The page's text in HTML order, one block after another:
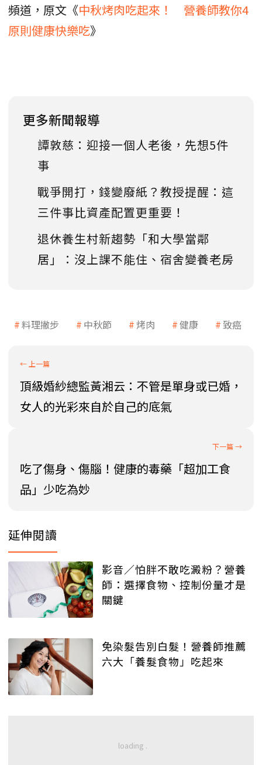
頻道，原文《中秋烤肉吃起來！ 營養師教你4
原則健康快樂吃》
更多新聞報導
譚敦慈：迎接一個人老後，先想5件
事
戰爭開打，錢變廢紙？教授提醒：這
三件事比資產配置更重要！
退休養生村新趨勢「和大學當鄰
居」：沒上課不能住、宿舍變養老房
料理撇步 中秋節 烤肉 健康 致癌
頂級婚紗總監黃湘云：不管是單身或已婚，
女人的光彩來自於自己的底氣
吃了傷身、傷腦！健康的毒藥「超加工食
品」少吃為妙
延伸閱讀
影音／怕胖不敢吃澱粉？營養
師：選擇食物、控制份量才是
關鍵
免染髮告別白髮！營養師推薦
六大「養髮食物」吃起來